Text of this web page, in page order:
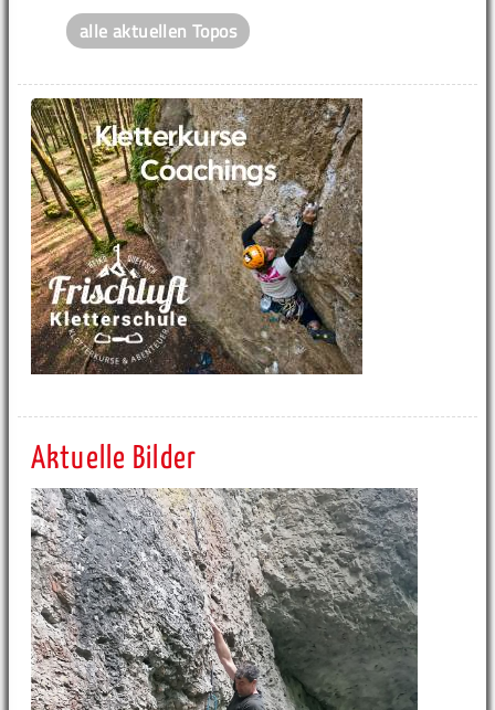
alle aktuellen Topos
Aktuelle Bilder